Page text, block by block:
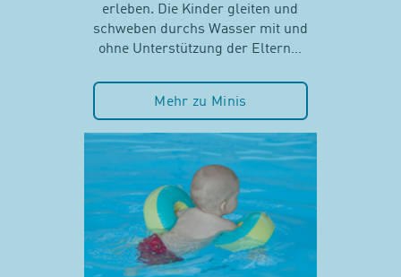
erleben. Die Kinder gleiten und
schweben durchs Wasser mit und
ohne Unterstützung der Eltern…
Mehr zu Minis